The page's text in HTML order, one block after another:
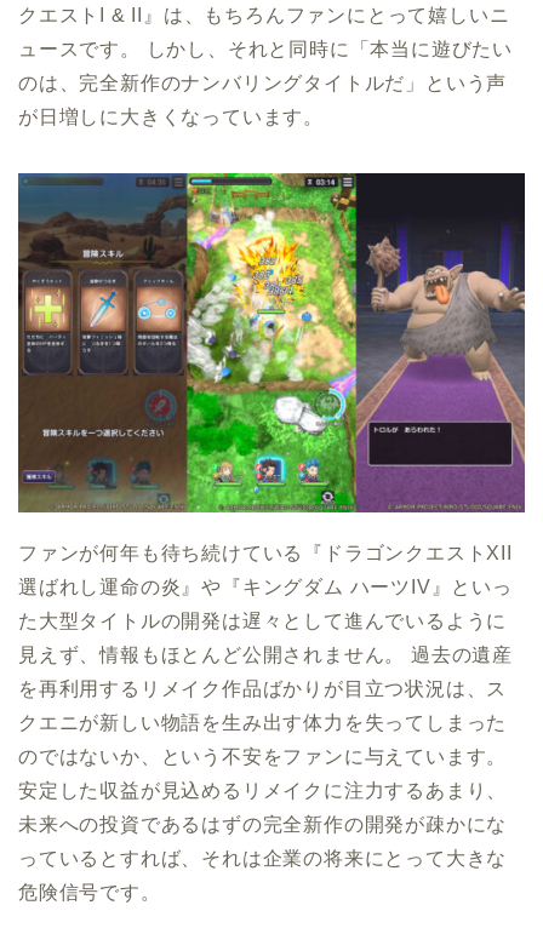
クエストI & II』は、もちろんファンにとって嬉しいニ
ュースです。 しかし、それと同時に「本当に遊びたい
のは、完全新作のナンバリングタイトルだ」という声
が日増しに大きくなっています。
ファンが何年も待ち続けている『ドラゴンクエストXII
選ばれし運命の炎』や『キングダム ハーツIV』といっ
た大型タイトルの開発は遅々として進んでいるように
見えず、情報もほとんど公開されません。 過去の遺産
を再利用するリメイク作品ばかりが目立つ状況は、ス
クエニが新しい物語を生み出す体力を失ってしまった
のではないか、という不安をファンに与えています。
安定した収益が見込めるリメイクに注力するあまり、
未来への投資であるはずの完全新作の開発が疎かにな
っているとすれば、それは企業の将来にとって大きな
危険信号です。